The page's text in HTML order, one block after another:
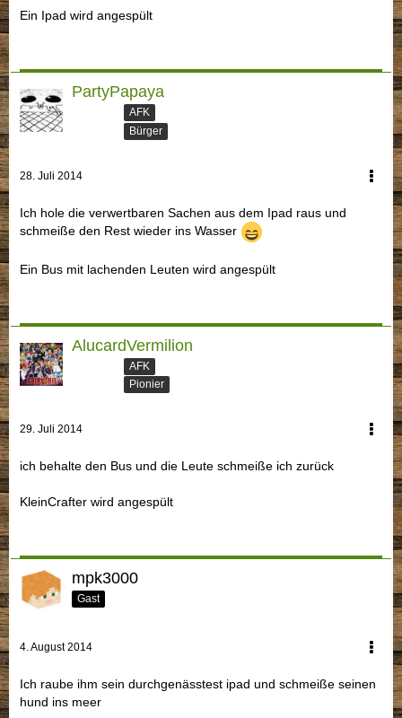
Ein Ipad wird angespült
PartyPapaya
AFK
Bürger
28. Juli 2014
Ich hole die verwertbaren Sachen aus dem Ipad raus und
schmeiße den Rest wieder ins Wasser
Ein Bus mit lachenden Leuten wird angespült
AlucardVermilion
AFK
Pionier
29. Juli 2014
ich behalte den Bus und die Leute schmeiße ich zurück
KleinCrafter wird angespült
mpk3000
Gast
4. August 2014
Ich raube ihm sein durchgenässtest ipad und schmeiße seinen
hund ins meer